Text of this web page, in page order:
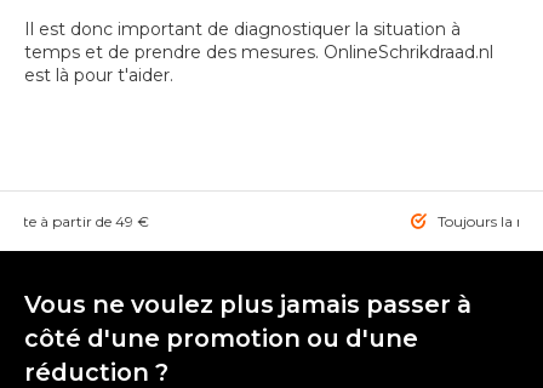
Il est donc important de diagnostiquer la situation à
temps et de prendre des mesures. OnlineSchrikdraad.nl
est là pour t'aider.
à partir de 49 € Toujours la
Vous ne voulez plus jamais passer à
côté d'une promotion ou d'une
réduction ?